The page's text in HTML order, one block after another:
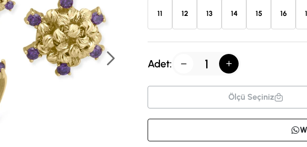
11 12 13 14 15 16
Adet:
Ölçü Seçiniz